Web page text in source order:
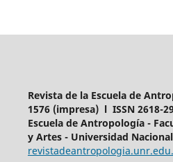
Revista de la Escuela de
1576 (impresa) l ISSN 2618-
Escuela de Antropología -
y Artes - Universidad